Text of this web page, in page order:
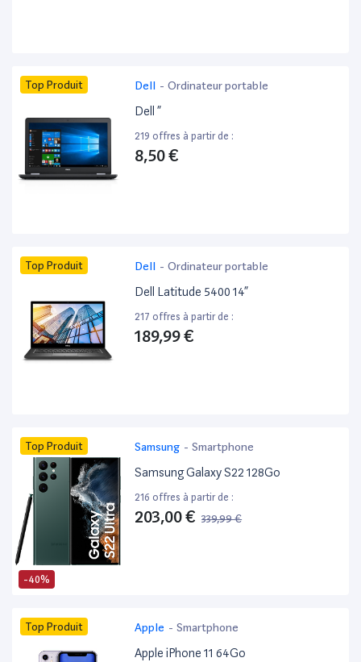
Top Produit Dell - Ordinateur portable
Dell ”
219 offres à partir de :
8,50 €
Top Produit Dell - Ordinateur portable
Dell Latitude 5400 14”
217 offres à partir de :
189,99 €
-40%
Top Produit Samsung - Smartphone
Samsung Galaxy S22 128Go
216 offres à partir de :
203,00 € 339,99 €
Top Produit Apple - Smartphone
Apple iPhone 11 64Go